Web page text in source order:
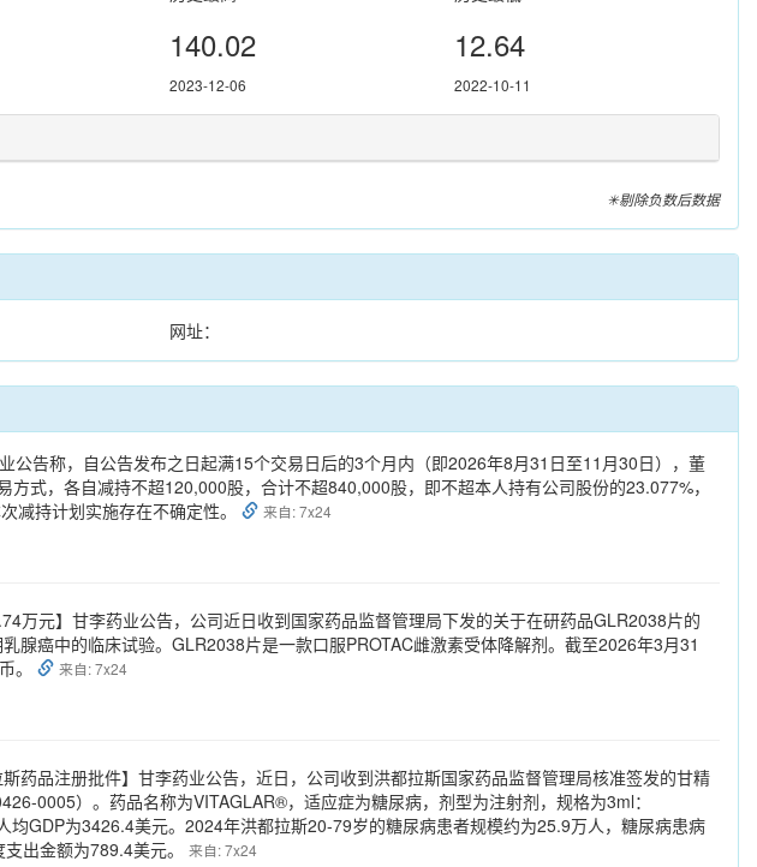
140.02
2023-12-06
12.64
2022-10-11
✳剔除负数后数据
网址：
公告称，自公告发布之日起满15个交易日后的3个月内（即2026年8月31日至11月30日），董
式，各自减持不超120,000股，合计不超840,000股，即不超本人持有公司股份的23.077%，
减持计划实施存在不确定性。
来自: 7x24
万元】甘李药业公告，公司近日收到国家药品监督管理局下发的关于在研药品GLR2038片的
腺癌中的临床试验。GLR2038片是一款口服PROTAC雌激素受体降解剂。截至2026年3月31
。
来自: 7x24
药品注册批件】甘李药业公告，近日，公司收到洪都拉斯国家药品监督管理局核准签发的甘精
0005）。药品名称为VITAGLAR®，适应症为糖尿病，剂型为注射剂，规格为3ml：
GDP为3426.4美元。2024年洪都拉斯20-79岁的糖尿病患者规模约为25.9万人，糖尿病患病
出金额为789.4美元。 来自: 7x24